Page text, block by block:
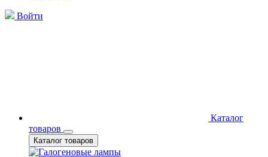
Войти
Каталог
товаров
Каталог товаров